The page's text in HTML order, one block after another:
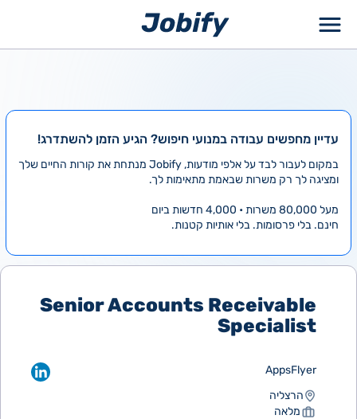
עדיין מחפשים עבודה במנועי חיפוש? הגיע הזמן להשתדרג!
במקום לעבור לבד על אלפי מודעות, Jobify מנתחת את קורות החיים שלך
ומציגה לך רק משרות שבאמת מתאימות לך.
מעל 80,000 משרות • 4,000 חדשות ביום
חינם. בלי פרסומות. בלי אותיות קטנות.
Senior Accounts Receivable
Specialist
AppsFlyer
הרצליה
מלאה